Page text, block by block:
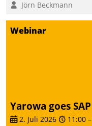
Jörn Beckmann
Webinar
Yarowa goes SAP
2. Juli 2026 11:00 –